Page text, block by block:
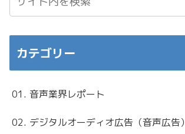
カテゴリー
01. 音声業界レポート
02. デジタルオーディオ広告（音声広告）